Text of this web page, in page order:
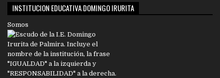
INSTITUCION EDUCATIVA DOMINGO IRURITA
Somos